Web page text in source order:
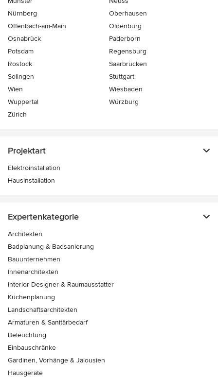
Nürnberg
Oberhausen
Offenbach-am-Main
Oldenburg
Osnabrück
Paderborn
Potsdam
Regensburg
Rostock
Saarbrücken
Solingen
Stuttgart
Wien
Wiesbaden
Wuppertal
Würzburg
Zürich
Projektart
Elektroinstallation
Hausinstallation
Expertenkategorie
Architekten
Badplanung & Badsanierung
Bauunternehmen
Innenarchitekten
Interior Designer & Raumausstatter
Küchenplanung
Landschaftsarchitekten
Armaturen & Sanitärbedarf
Beleuchtung
Einbauschränke
Gardinen, Vorhänge & Jalousien
Hausgeräte